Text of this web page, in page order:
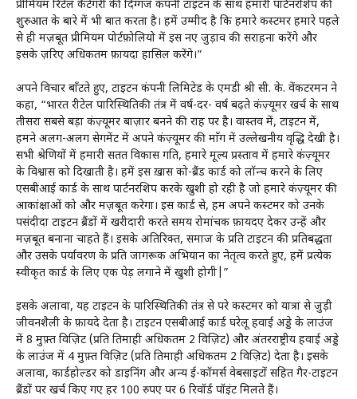
प्रीमियम रिटेल कैटेगरी की दिग्गज कंपनी टाइटन के साथ हमारी पार्टनरशिप की
शुरुआत के बारे में भी बात करता है। हमें उम्मीद है कि हमारे कस्टमर हमारे पहले
से ही मज़बूत प्रीमियम पोर्टफ़ोलियो में इस नए जुड़ाव की सराहना करेंगे और
इसके ज़रिए अधिकतम फ़ायदा हासिल करेंगे।”
अपने विचार बाँटते हुए, टाइटन कंपनी लिमिटेड के एमडी श्री सी. के. वेंकटरमन ने
कहा, “भारत रीटेल पारिस्थितिकी तंत्र में वर्ष-दर- वर्ष बढ़ते कंज़्यूमर खर्च के साथ
तीसरा सबसे बड़ा कंज़्यूमर बाज़ार बनने की राह पर है। वास्तव में, टाइटन में,
हमने अलग-अलग सेगमेंट में अपने कंज़्यूमर की माँग में उल्लेखनीय वृद्धि देखी है।
सभी श्रेणियों में हमारी सतत विकास गति, हमारे मूल्य प्रस्ताव में हमारे कंज़्यूमर
के विश्वास को दिखाती है। हमें इस ख़ास को-ब्रैंड कार्ड को लॉन्च करने के लिए
एसबीआई कार्ड के साथ पार्टनरशिप करके खुशी हो रही है जो हमारे कंज़्यूमर की
आकांक्षाओं को और मज़बूत करेगा। इस कार्ड से, हम अपने कस्टमर को उनके
पसंदीदा टाइटन ब्रैंडों में खरीदारी करते समय रोमांचक फ़ायदए देकर उन्हें और
मज़बूत बनाना चाहते हैं। इसके अतिरिक्त, समाज के प्रति टाइटन की प्रतिबद्धता
और उसके पर्यावरण के प्रति जागरूक अभियान का नेतृत्व करते हुए, हमें प्रत्येक
स्वीकृत कार्ड के लिए एक पेड़ लगाने में खुशी होगी|”
इसके अलावा, यह टाइटन के पारिस्थितिकी तंत्र से परे कस्टमर को यात्रा से जुड़ी
जीवनशैली के फ़ायदे देता है। टाइटन एसबीआई कार्ड घरेलू हवाई अड्डे के लाउंज
में 8 मुफ़्त विज़िट (प्रति तिमाही अधिकतम 2 विज़िट) और अंतरराष्ट्रीय हवाई अड्डे
के लाउंज में 4 मुफ़्त विज़िट (प्रति तिमाही अधिकतम 2 विज़िट) देता है। इसके
अलावा, कार्डहोल्डर को डाइनिंग और अन्य ई-कॉमर्स वेबसाइटों सहित गैर-टाइटन
ब्रैंडों पर खर्च किए गए हर 100 रुपए पर 6 रिवॉर्ड पॉइंट मिलते हैं।